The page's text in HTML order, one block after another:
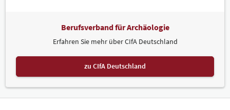
Berufsverband für Archäologie
Erfahren Sie mehr über CIfA Deutschland
zu CIfA Deutschland